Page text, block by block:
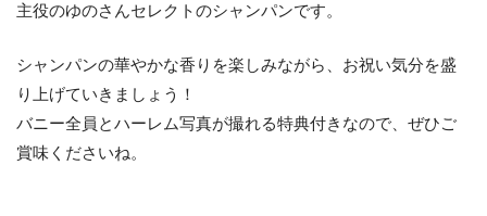
主役のゆのさんセレクトのシャンパンです。
シャンパンの華やかな香りを楽しみながら、お祝い気分を盛
り上げていきましょう！
バニー全員とハーレム写真が撮れる特典付きなので、ぜひご
賞味くださいね。